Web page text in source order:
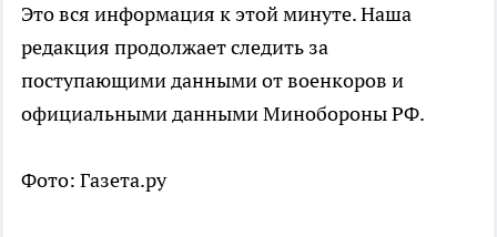
Это вся информация к этой минуте. Наша
редакция продолжает следить за
поступающими данными от военкоров и
официальными данными Минобороны РФ.
Фото: Газета.ру